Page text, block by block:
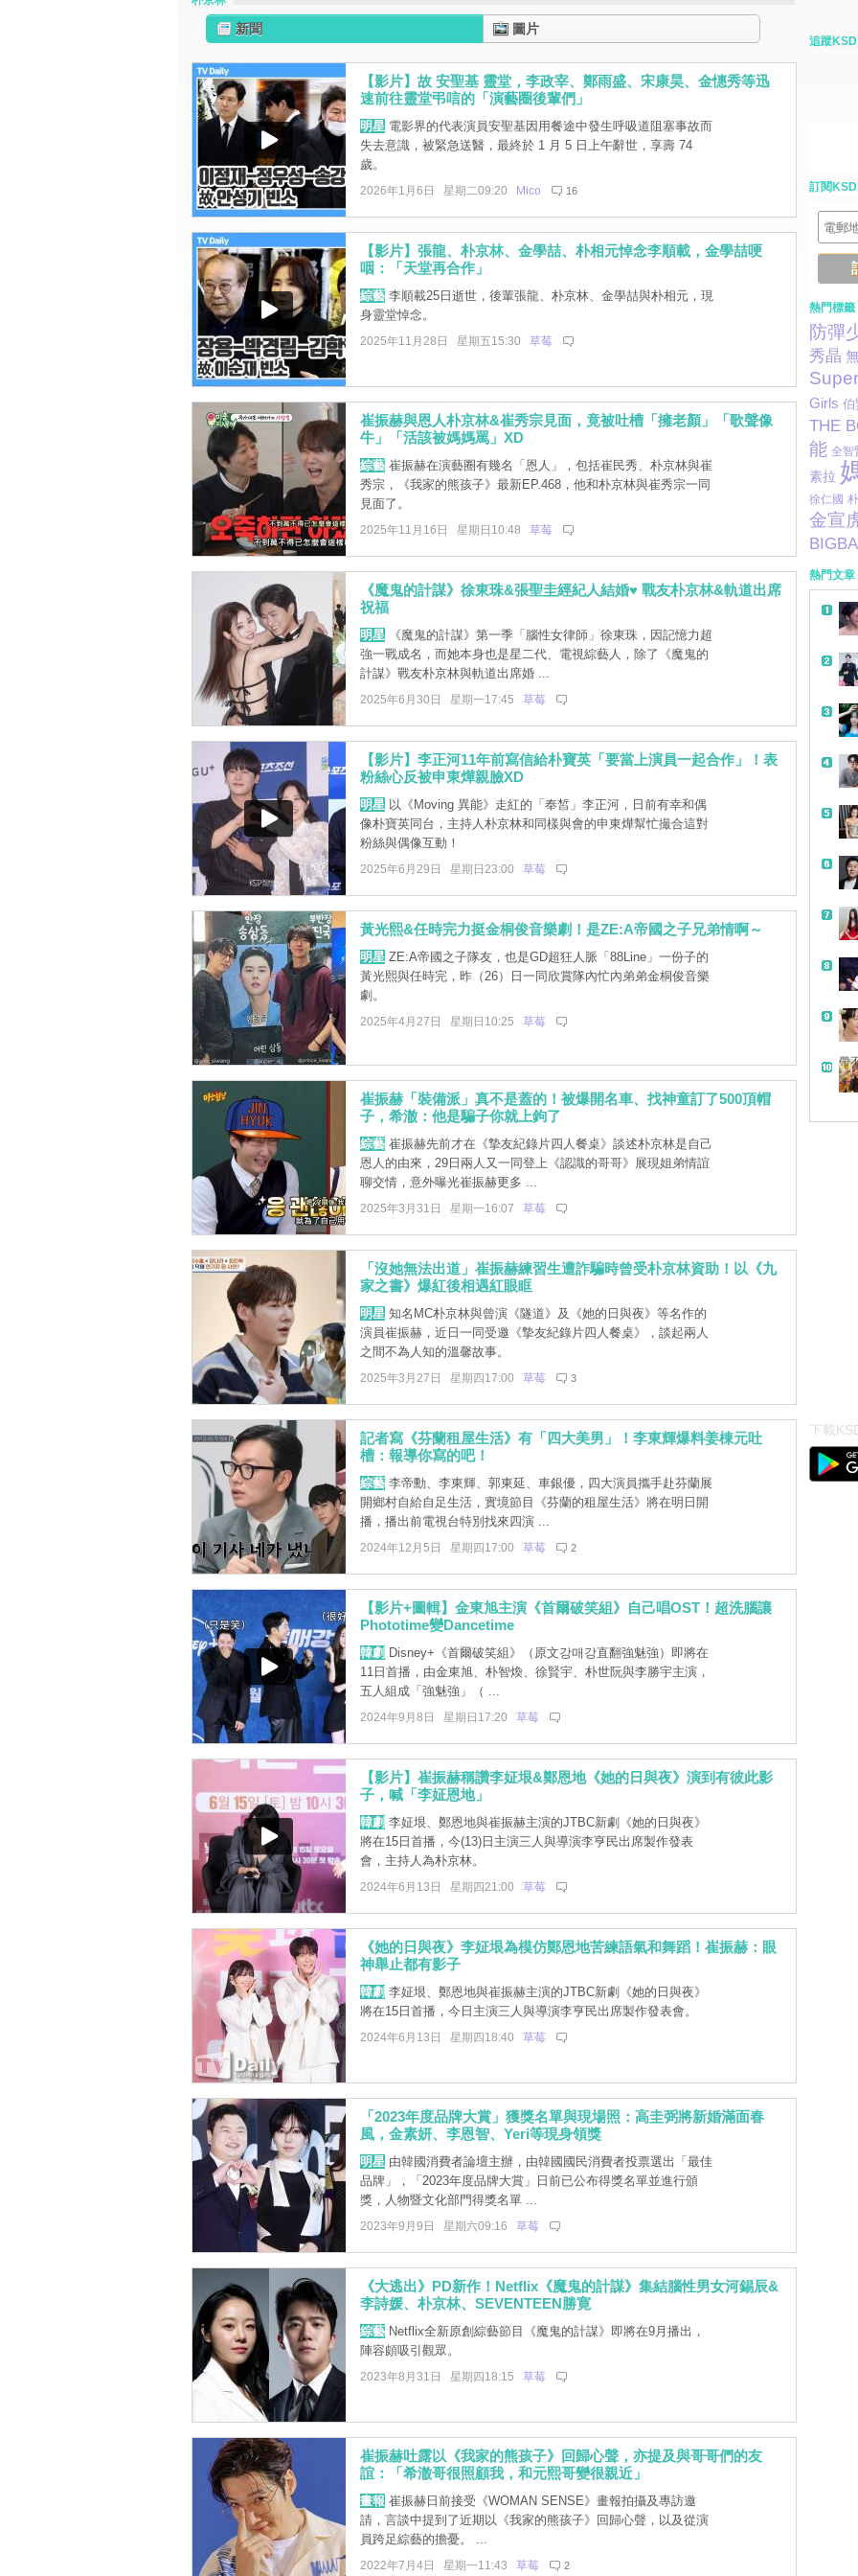
新聞 圖片
【影片】故 安聖基 靈堂，李政宰、鄭雨盛、宋康昊、金憓秀等迅
速前往靈堂弔唁的「演藝圈後輩們」
明星電影界的代表演員安聖基因用餐途中發生呼吸道阻塞事故而
失去意識，被緊急送醫，最終於 1 月 5 日上午辭世，享壽 74
歲。
2026年1月6日 星期二09:20 Mico 16
【影片】張龍、朴京林、金學喆、朴相元悼念李順載，金學喆哽
咽：「天堂再合作」
綜藝李順載25日逝世，後輩張龍、朴京林、金學喆與朴相元，現
身靈堂悼念。
2025年11月28日 星期五15:30 草莓
崔振赫與恩人朴京林&崔秀宗見面，竟被吐槽「擁老顏」「歌聲像
牛」「活該被媽媽罵」XD
綜藝崔振赫在演藝圈有幾名「恩人」，包括崔民秀、朴京林與崔
秀宗，《我家的熊孩子》最新EP.468，他和朴京林與崔秀宗一同
見面了。
2025年11月16日 星期日10:48 草莓
《魔鬼的計謀》徐東珠&張聖圭經紀人結婚♥ 戰友朴京林&軌道出席
祝福
明星《魔鬼的計謀》第一季「腦性女律師」徐東珠，因記憶力超
強一戰成名，而她本身也是星二代、電視綜藝人，除了《魔鬼的
計謀》戰友朴京林與軌道出席婚 ...
2025年6月30日 星期一17:45 草莓
【影片】李正河11年前寫信給朴寶英「要當上演員一起合作」！表
粉絲心反被申東燁親臉XD
明星以《Moving 異能》走紅的「奉皙」李正河，日前有幸和偶
像朴寶英同台，主持人朴京林和同樣與會的申東燁幫忙撮合這對
粉絲與偶像互動！
2025年6月29日 星期日23:00 草莓
黃光熙&任時完力挺金桐俊音樂劇！是ZE:A帝國之子兄弟情啊～
明星ZE:A帝國之子隊友，也是GD超狂人脈「88Line」一份子的
黃光熙與任時完，昨（26）日一同欣賞隊內忙內弟弟金桐俊音樂
劇。
2025年4月27日 星期日10:25 草莓
崔振赫「裝備派」真不是蓋的！被爆開名車、找神童訂了500頂帽
子，希澈：他是騙子你就上鉤了
綜藝崔振赫先前才在《摯友紀錄片四人餐桌》談述朴京林是自己
恩人的由來，29日兩人又一同登上《認識的哥哥》展現姐弟情誼
聊交情，意外曝光崔振赫更多 ...
2025年3月31日 星期一16:07 草莓
「沒她無法出道」崔振赫練習生遭詐騙時曾受朴京林資助！以《九
家之書》爆紅後相遇紅眼眶
明星知名MC朴京林與曾演《隧道》及《她的日與夜》等名作的
演員崔振赫，近日一同受邀《摯友紀錄片四人餐桌》，談起兩人
之間不為人知的溫馨故事。
2025年3月27日 星期四17:00 草莓 3
記者寫《芬蘭租屋生活》有「四大美男」！李東輝爆料姜棟元吐
槽：報導你寫的吧！
綜藝李帝勳、李東輝、郭東延、車銀優，四大演員攜手赴芬蘭展
開鄉村自給自足生活，實境節目《芬蘭的租屋生活》將在明日開
播，播出前電視台特別找來四演 ...
2024年12月5日 星期四17:00 草莓 2
【影片+圖輯】金東旭主演《首爾破笑組》自己唱OST！超洗腦讓
Phototime變Dancetime
韓劇 Disney+《首爾破笑組》（原文강매강直翻強魅強）即將在
11日首播，由金東旭、朴智煥、徐賢宇、朴世阮與李勝宇主演，
五人組成「強魅強」（ ...
2024年9月8日 星期日17:20 草莓
【影片】崔振赫稱讚李姃垠&鄭恩地《她的日與夜》演到有彼此影
子，喊「李姃恩地」
韓劇 李姃垠、鄭恩地與崔振赫主演的JTBC新劇《她的日與夜》
將在15日首播，今(13)日主演三人與導演李亨民出席製作發表
會，主持人為朴京林。
2024年6月13日 星期四21:00 草莓
《她的日與夜》李姃垠為模仿鄭恩地苦練語氣和舞蹈！崔振赫：眼
神舉止都有影子
韓劇 李姃垠、鄭恩地與崔振赫主演的JTBC新劇《她的日與夜》
將在15日首播，今日主演三人與導演李亨民出席製作發表會。
2024年6月13日 星期四18:40 草莓
「2023年度品牌大賞」獲獎名單與現場照：高圭弼將新婚滿面春
風，金素妍、李恩智、Yeri等現身領獎
明星由韓國消費者論壇主辦，由韓國國民消費者投票選出「最佳
品牌」，「2023年度品牌大賞」日前已公布得獎名單並進行頒
獎，人物暨文化部門得獎名單 ...
2023年9月9日 星期六09:16 草莓
《大逃出》PD新作！Netflix《魔鬼的計謀》集結腦性男女河錫辰&
李詩媛、朴京林、SEVENTEEN勝寛
綜藝Netflix全新原創綜藝節目《魔鬼的計謀》即將在9月播出，
陣容頗吸引觀眾。
2023年8月31日 星期四18:15 草莓
崔振赫吐露以《我家的熊孩子》回歸心聲，亦提及與哥哥們的友
誼：「希澈哥很照顧我，和元熙哥變很親近」
畫報 崔振赫日前接受《WOMAN SENSE》畫報拍攝及專訪邀
請，言談中提到了近期以《我家的熊孩子》回歸心聲，以及從演
員跨足綜藝的擔憂。 ...
2022年7月4日 星期一11:43 草莓 2
追蹤KSD
訂閱KSD
熱門標籤
防彈
秀晶
Girls 伯
THE
能 全智
素拉
徐仁國
金宣
熱門文章
帶
下載